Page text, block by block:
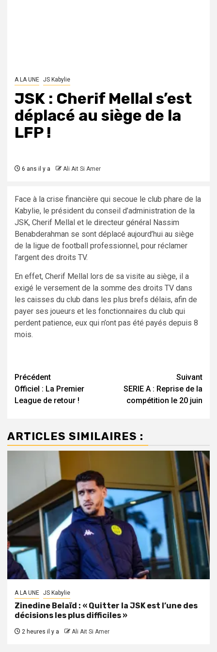
A LA UNE JS Kabylie
JSK : Cherif Mellal s’est
déplacé au siège de la
LFP !
6 ans il y a Ali Ait Si Amer
Face à la crise financière qui secoue le club phare de la
Kabylie, le président du conseil d’administration de la
JSK, Cherif Mellal et le directeur général Nassim
Benabderahman se sont déplacé aujourd’hui au siège
de la ligue de football professionnel, pour réclamer
l’argent des droits TV.
En effet, Cherif Mellal lors de sa visite au siège, il a
exigé le versement de la somme des droits TV dans
les caisses du club dans les plus brefs délais, afin de
payer ses joueurs et les fonctionnaires du club qui
perdent patience, eux qui n’ont pas été payés depuis 8
mois.
Navigation
d’article
Précédent
Officiel : La Premier
League de retour !
Suivant
SERIE A : Reprise de la
compétition le 20 juin
ARTICLES SIMILAIRES :
A LA UNE JS Kabylie
Zinedine Belaïd : « Quitter la JSK est l’une des
décisions les plus difficiles »
2 heures il y a Ali Ait Si Amer